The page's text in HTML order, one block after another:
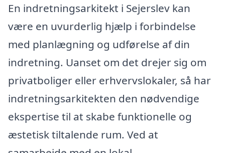
En indretningsarkitekt i Sejerslev kan
være en uvurderlig hjælp i forbindelse
med planlægning og udførelse af din
indretning. Uanset om det drejer sig om
privatboliger eller erhvervslokaler, så har
indretningsarkitekten den nødvendige
ekspertise til at skabe funktionelle og
æstetisk tiltalende rum. Ved at